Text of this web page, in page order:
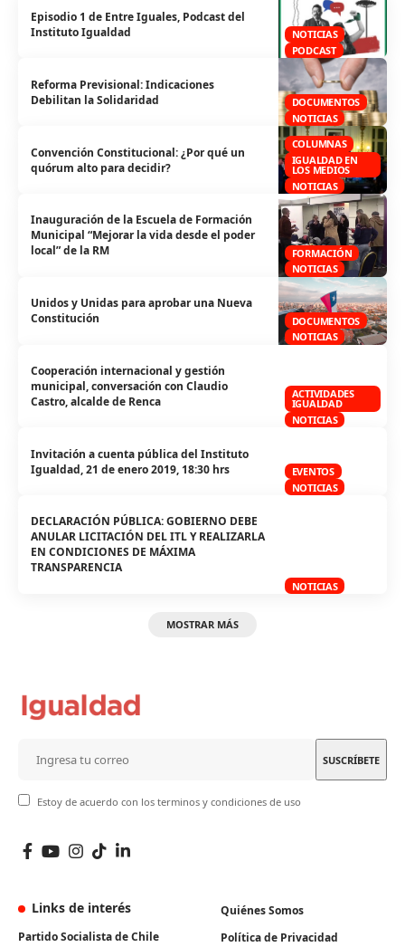
NOTICIAS
PODCAST
Episodio 1 de Entre Iguales, Podcast del
Instituto Igualdad
DOCUMENTOS
NOTICIAS
Reforma Previsional: Indicaciones
Debilitan la Solidaridad
COLUMNAS
IGUALDAD EN
LOS MEDIOS
NOTICIAS
Convención Constitucional: ¿Por qué un
quórum alto para decidir?
FORMACIÓN
NOTICIAS
Inauguración de la Escuela de Formación
Municipal “Mejorar la vida desde el poder
local” de la RM
DOCUMENTOS
NOTICIAS
Unidos y Unidas para aprobar una Nueva
Constitución
ACTIVIDADES
IGUALDAD
NOTICIAS
Cooperación internacional y gestión
municipal, conversación con Claudio
Castro, alcalde de Renca
EVENTOS
NOTICIAS
Invitación a cuenta pública del Instituto
Igualdad, 21 de enero 2019, 18:30 hrs
NOTICIAS
DECLARACIÓN PÚBLICA: GOBIERNO DEBE
ANULAR LICITACIÓN DEL ITL Y REALIZARLA
EN CONDICIONES DE MÁXIMA
TRANSPARENCIA
MOSTRAR MÁS
Estoy de acuerdo con los terminos y condiciones de uso
Links de interés
Partido Socialista de Chile
Quiénes Somos
Política de Privacidad